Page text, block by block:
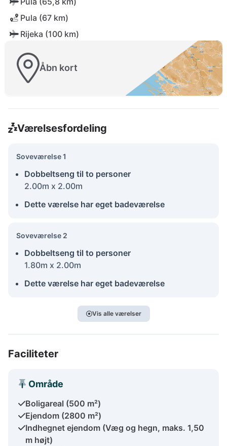
Pula (67 km)
Rijeka (100 km)
Åbn kort
Værelsesfordeling
Soveværelse 1
Dobbeltseng til to personer
2.00m x 2.00m
Dette værelse har eget badeværelse
Soveværelse 2
Dobbeltseng til to personer
1.80m x 2.00m
Dette værelse har eget badeværelse
Vis alle værelser
Faciliteter
Område
Boligareal (500 m²)
Ejendom (2800 m²)
Indhegnet ejendom (Væg og hegn, maks. 1,50
m højt)